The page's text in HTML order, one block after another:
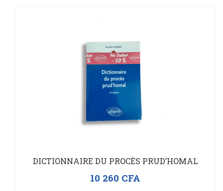
DICTIONNAIRE DU PROCÈS PRUD’HOMAL
10 260 CFA